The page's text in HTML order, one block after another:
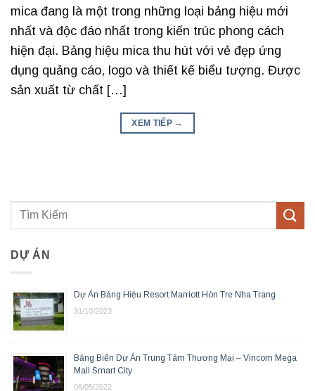
mica đang là một trong những loại bảng hiệu mới
nhất và độc đáo nhất trong kiến trúc phong cách
hiện đại. Bảng hiệu mica thu hút với vẻ đẹp ứng
dụng quảng cáo, logo và thiết kế biểu tượng. Được
sản xuất từ chất […]
XEM TIẾP →
DỰ ÁN
Dự Án Bảng Hiệu Resort Marriott Hòn Tre Nha Trang
31/10/2023
Bảng Biển Dự Án Trung Tâm Thương Mại – Vincom Mega
Mall Smart City
06/05/2022